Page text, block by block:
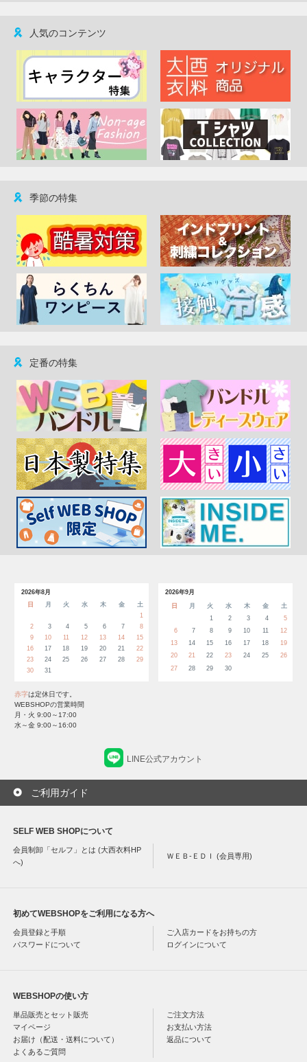
人気のコンテンツ
季節の特集
定番の特集
2026年8月
日
月 火 水 木 金
土
1
2
3 4 5 6 7
8
9
10 11 12 13 14
15
16
17 18 19 20 21
22
23
24 25 26 27 28
29
30
31
2026年9月
日
月 火 水 木 金
土
1
2 3 4
5
6
7 8 9 10 11
12
13
14 15 16 17 18
19
20
21 22 23 24 25
26
27
28 29 30
赤字は定休日です。
WEBSHOPの営業時間
月・火 9:00～17:00
水～金 9:00～16:00
LINE公式アカウント
ご利用ガイド
SELF WEB SHOPについて
会員制卸「セルフ」とは (大西衣料HP
へ)
ＷＥＢ-ＥＤＩ (会員専用)
初めてWEBSHOPをご利用になる方へ
会員登録と手順
ご入店カードをお持ちの方
パスワードについて
ログインについて
WEBSHOPの使い方
単品販売とセット販売
ご注文方法
マイページ
お支払い方法
お届け（配送・送料について）
返品について
よくあるご質問